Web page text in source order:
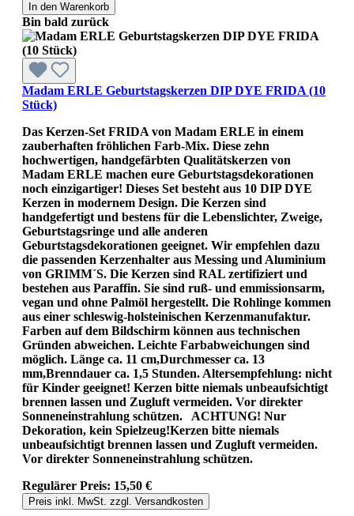
In den Warenkorb
Bin bald zurück
Madam ERLE Geburtstagskerzen DIP DYE FRIDA (10
Stück)
Das Kerzen-Set FRIDA von Madam ERLE in einem
zauberhaften fröhlichen Farb-Mix. Diese zehn
hochwertigen, handgefärbten Qualitätskerzen von
Madam ERLE machen eure Geburtstagsdekorationen
noch einzigartiger! Dieses Set besteht aus 10 DIP DYE
Kerzen in modernem Design. Die Kerzen sind
handgefertigt und bestens für die Lebenslichter, Zweige,
Geburtstagsringe und alle anderen
Geburtstagsdekorationen geeignet. Wir empfehlen dazu
die passenden Kerzenhalter aus Messing und Aluminium
von GRIMM´S. Die Kerzen sind RAL zertifiziert und
bestehen aus Paraffin. Sie sind ruß- und emmissionsarm,
vegan und ohne Palmöl hergestellt. Die Rohlinge kommen
aus einer schleswig-holsteinischen Kerzenmanufaktur.
Farben auf dem Bildschirm können aus technischen
Gründen abweichen. Leichte Farbabweichungen sind
möglich. Länge ca. 11 cm,Durchmesser ca. 13
mm,Brenndauer ca. 1,5 Stunden. Altersempfehlung: nicht
für Kinder geeignet! Kerzen bitte niemals unbeaufsichtigt
brennen lassen und Zugluft vermeiden. Vor direkter
Sonneneinstrahlung schützen. ACHTUNG! Nur
Dekoration, kein Spielzeug!Kerzen bitte niemals
unbeaufsichtigt brennen lassen und Zugluft vermeiden.
Vor direkter Sonneneinstrahlung schützen.
Regulärer Preis: 15,50 €
Preis inkl. MwSt. zzgl. Versandkosten